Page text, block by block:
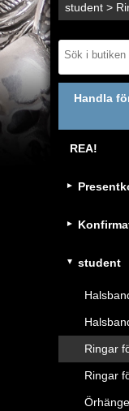
student >
Handla
REA!
student
Ringar
Ringar